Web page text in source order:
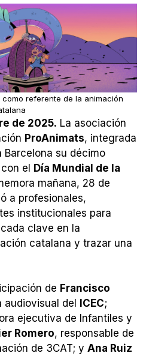
referente de la animación
de 2025. La asociación
ProAnimats, integrada
Barcelona su décimo
el Día Mundial de la
mañana, 28 de
a profesionales,
institucionales para
clave en la
catalana y trazar una
de Francisco
del ICEC;
ejecutiva de Infantiles y
Romero, responsable de
de 3CAT; y Ana Ruiz